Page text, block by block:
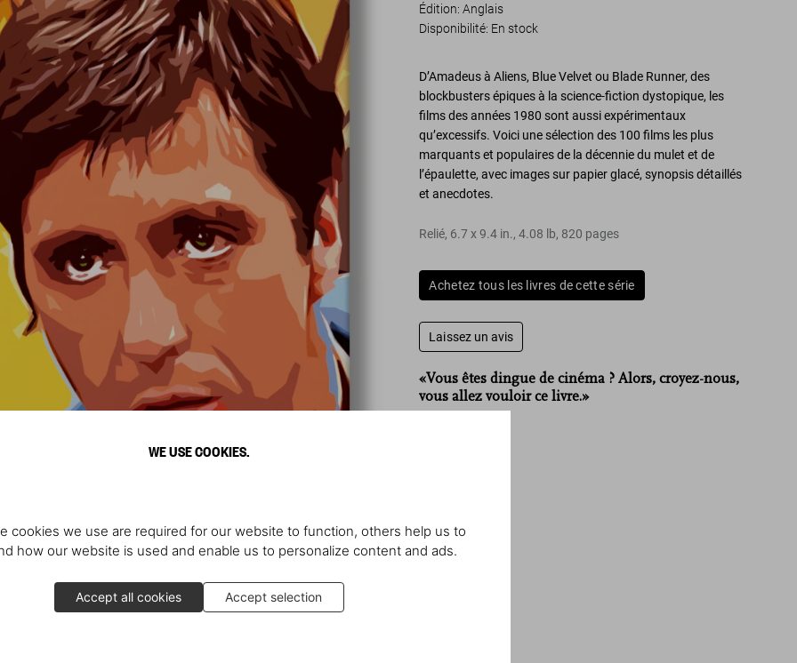
WE USE COOKIES.
cookies we use are required for our website to function, others help us to
how our website is used and enable us to personalize content and ads.
Accept all cookies Accept selection
Édition: Anglais
Disponibilité: En stock
D’AmadeusàAliens, Blue Velvetou Blade Runner, des
blockbusters épiques à la science-fiction dystopique, les
films des années 1980 sont aussi expérimentaux
qu’excessifs. Voici une sélection des 100 films les plus
marquants et populairesde la décennie du mulet et de
l’épaulette, avec images sur papier glacé, synopsis détaillés
et anecdotes.
Relié, 6.7 x9.4 in.,4.08 lb, 820 pages
Achetez tous les livres de cette série
Laissez un avis
«Vous êtes dingue de cinéma ? Alors, croyez-nous,
vous allez vouloir ce livre.»